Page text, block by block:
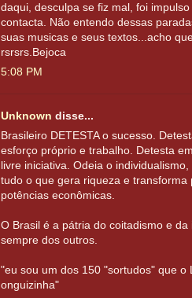
daqui, desculpa se fiz mal, foi
contacta. Não entendo dessas
suas musicas e seus textos...acho
rsrsrs.Bejoca
5:08 PM
Unknown disse...
Brasileiro DETESTA o sucesso.
esforço próprio e trabalho. Detesta
livre iniciativa. Odeia o
tudo o que gera riqueza e
potências econômicas.
O Brasil é a pátria do coitadismo e
sempre dos outros.
"eu sou um dos 150 "sortudos" que o
onguizinha"